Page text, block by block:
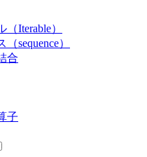
Iterable）
sequence）
合
子